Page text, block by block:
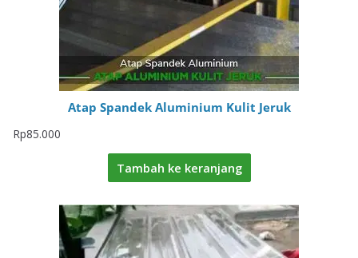
Atap Spandek Aluminium Kulit Jeruk
Rp85.000
Tambah ke keranjang